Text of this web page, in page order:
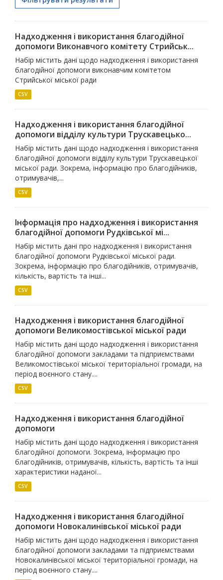
Надходження і використання благодійної
допомоги Виконавчого комітету Стрийськ...
Набір містить дані щодо надходження і використання
благодійної допомоги виконавчим комітетом
Стрийської міської ради
CSV
Надходження і використання благодійної
допомоги відділу культури Трускавецько...
Набір містить дані щодо надходження і використання
благодійної допомоги відділу культури Трускавецької
міської ради. Зокрема, інформацію про благодійників,
отримувачів,...
CSV
Інформація про надходження і використання
благодійної допомоги Рудківської мі...
Набір містить дані про надходження і використання
благодійної допомоги Рудківської міської ради.
Зокрема, інформацію про благодійників, отримувачів,
кількість, вартість та інші...
CSV
Надходження і використання благодійної
допомоги Великомостівської міської ради
Набір містить дані щодо надходження і використання
благодійної допомоги закладами та підприємствами
Великомостівської міської територіальної громади, на
період воєнного стану....
CSV
Надходження і використання благодійної
допомоги
Набір містить дані щодо надходження і використання
благодійної допомоги. Зокрема, інформацію про
благодійників, отримувачів, кількість, вартість та інші
характеристики наданої...
CSV
Надходження і використання благодійної
допомоги Новокалинівської міської ради
Набір містить дані щодо надходження і використання
благодійної допомоги закладами та підприємствами
Новокалинівської міської територіальної громади, на
період воєнного стану....